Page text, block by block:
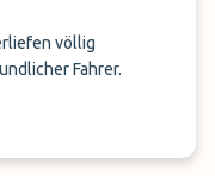
völlig
Fahrer.